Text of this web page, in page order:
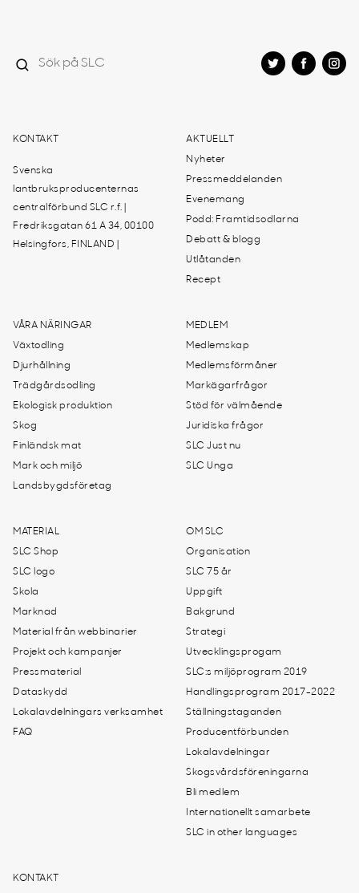
KONTAKT
Svenska
lantbruksproducenternas
centralförbund SLC r.f. |
Fredriksgatan 61 A 34, 00100
Helsingfors, FINLAND |
AKTUELLT
Nyheter
Pressmeddelanden
Evenemang
Podd: Framtidsodlarna
Debatt & blogg
Utlåtanden
Recept
VÅRA NÄRINGAR
Växtodling
Djurhållning
Trädgårdsodling
Ekologisk produktion
Skog
Finländsk mat
Mark och miljö
Landsbygdsföretag
MEDLEM
Medlemskap
Medlemsförmåner
Markägarfrågor
Stöd för välmående
Juridiska frågor
SLC Just nu
SLC Unga
MATERIAL
SLC Shop
SLC logo
Skola
Marknad
Material från webbinarier
Projekt och kampanjer
Pressmaterial
Dataskydd
Lokalavdelningars verksamhet
FAQ
OM SLC
Organisation
SLC 75 år
Uppgift
Bakgrund
Strategi
Utvecklingsprogam
SLC:s miljöprogram 2019
Handlingsprogram 2017-2022
Ställningstaganden
Producentförbunden
Lokalavdelningar
Skogsvårdsföreningarna
Bli medlem
Internationellt samarbete
SLC in other languages
KONTAKT